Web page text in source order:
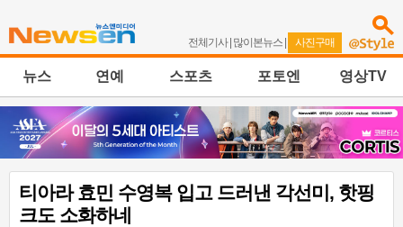
전체기사| 많이본뉴스 | 사진구매
뉴스 연예 스포츠 포토엔 영상TV
티아라 효민 수영복 입고 드러낸 각선미, 핫핑
크도 소화하네